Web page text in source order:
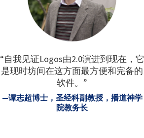
“自我见证Logos由2.0演进到现在，它
是现时坊间在这方面最方便和完备的
软件。”
—谭志超博士，圣经科副教授，播道神学
院教务长